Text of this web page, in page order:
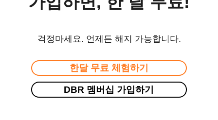
걱정마세요. 언제든 해지 가능합니다.
한달 무료 체험하기
DBR 멤버십 가입하기